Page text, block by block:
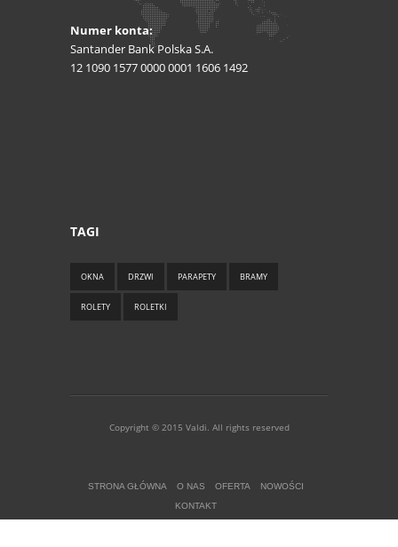
Numer konta:
Santander Bank Polska S.A.
12 1090 1577 0000 0001 1606 1492
TAGI
OKNA DRZWI PARAPETY BRAMY
ROLETY ROLETKI
Copyright © 2015 Valdi. All rights reserved
STRONA GŁÓWNA O NAS OFERTA
NOWOŚCI
KONTAKT